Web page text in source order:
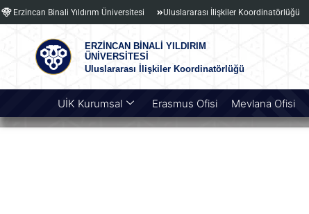
Erzincan Binali Yıldırım Üniversitesi Uluslararası İlişkiler Koordinatörlüğü
ERZİNCAN BİNALİ YILDIRIM
ÜNİVERSİTESİ
Uluslararası İlişkiler Koordinatörlüğü
UİK Kurumsal Erasmus Ofisi Mevlana Ofisi